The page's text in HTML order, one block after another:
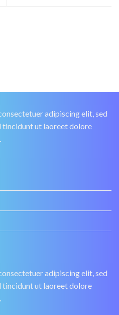
adipiscing elit, sed
tincidunt ut laoreet dolore
adipiscing elit, sed
tincidunt ut laoreet dolore